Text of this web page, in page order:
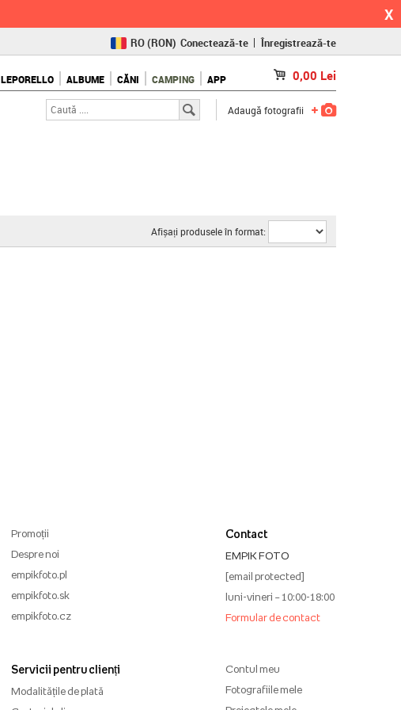
X
(KČ)
SK(€)
RO(RON) Conectează-te Înregistrează-te
LEPORELLO ALBUME CĂNI CAMPING APP 0,00 Lei
Adaugă fotografii
Afișați produsele în format:
Promoții
Despre noi
empikfoto.pl
empikfoto.sk
empikfoto.cz
Servicii pentru clienți
Modalitățile de plată
Contact
EMPIK FOTO
[email protected]
luni-vineri – 10:00-18:00
Formular de contact
Contul meu
Fotografiile mele